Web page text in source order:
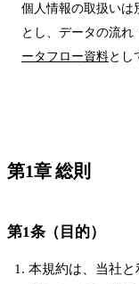
個人情報の取扱いは
とし、データの流
ータフロー資料とし
第1章 総則
第1条（目的）
本規約は、当社